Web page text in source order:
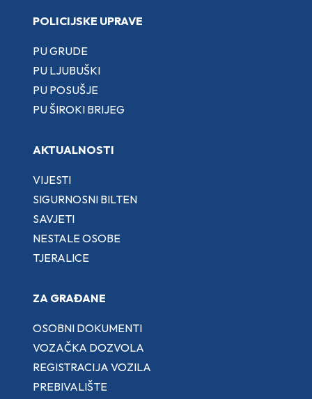
POLICIJSKE UPRAVE
PU GRUDE
PU LJUBUŠKI
PU POSUŠJE
PU ŠIROKI BRIJEG
AKTUALNOSTI
VIJESTI
SIGURNOSNI BILTEN
SAVJETI
NESTALE OSOBE
TJERALICE
ZA GRAĐANE
OSOBNI DOKUMENTI
VOZAČKA DOZVOLA
REGISTRACIJA VOZILA
PREBIVALIŠTE